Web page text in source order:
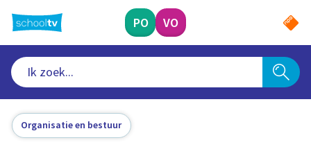
naar
hoofdinhoud
PO VO
Organisatie en bestuur